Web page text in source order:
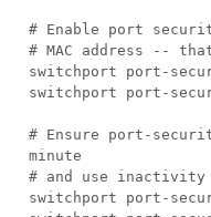
# Enable port
# MAC address --
switchport port-
switchport port-
# Ensure port-
minute
# and use inactivity
switchport port-